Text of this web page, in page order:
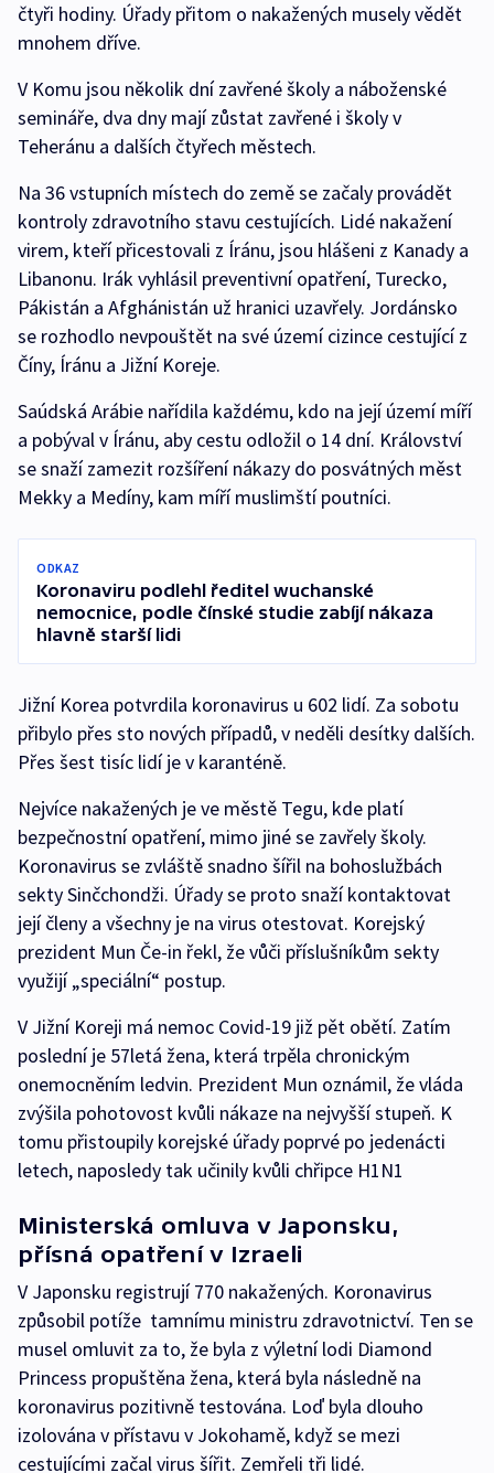
čtyři hodiny. Úřady přitom o nakažených musely vědět
mnohem dříve.
V Komu jsou několik dní zavřené školy a náboženské
semináře, dva dny mají zůstat zavřené i školy v
Teheránu a dalších čtyřech městech.
Na 36 vstupních místech do země se začaly provádět
kontroly zdravotního stavu cestujících. Lidé nakažení
virem, kteří přicestovali z Íránu, jsou hlášeni z Kanady a
Libanonu. Irák vyhlásil preventivní opatření, Turecko,
Pákistán a Afghánistán už hranici uzavřely. Jordánsko
se rozhodlo nevpouštět na své území cizince cestující z
Číny, Íránu a Jižní Koreje.
Saúdská Arábie nařídila každému, kdo na její území míří
a pobýval v Íránu, aby cestu odložil o 14 dní. Království
se snaží zamezit rozšíření nákazy do posvátných měst
Mekky a Medíny, kam míří muslimští poutníci.
ODKAZ
Koronaviru podlehl ředitel wuchanské
nemocnice, podle čínské studie zabíjí nákaza
hlavně starší lidi
Jižní Korea potvrdila koronavirus u 602 lidí. Za sobotu
přibylo přes sto nových případů, v neděli desítky dalších.
Přes šest tisíc lidí je v karanténě.
Nejvíce nakažených je ve městě Tegu, kde platí
bezpečnostní opatření, mimo jiné se zavřely školy.
Koronavirus se zvláště snadno šířil na bohoslužbách
sekty Sinčchondži. Úřady se proto snaží kontaktovat
její členy a všechny je na virus otestovat. Korejský
prezident Mun Če-in řekl, že vůči příslušníkům sekty
využijí „speciální“ postup.
V Jižní Koreji má nemoc Covid-19 již pět obětí. Zatím
poslední je 57letá žena, která trpěla chronickým
onemocněním ledvin. Prezident Mun oznámil, že vláda
zvýšila pohotovost kvůli nákaze na nejvyšší stupeň. K
tomu přistoupily korejské úřady poprvé po jedenácti
letech, naposledy tak učinily kvůli chřipce H1N1
Ministerská omluva v Japonsku,
přísná opatření v Izraeli
V Japonsku registrují 770 nakažených. Koronavirus
způsobil potíže tamnímu ministru zdravotnictví. Ten se
musel omluvit za to, že byla z výletní lodi Diamond
Princess propuštěna žena, která byla následně na
koronavirus pozitivně testována. Loď byla dlouho
izolována v přístavu v Jokohamě, když se mezi
cestujícími začal virus šířit. Zemřeli tři lidé.